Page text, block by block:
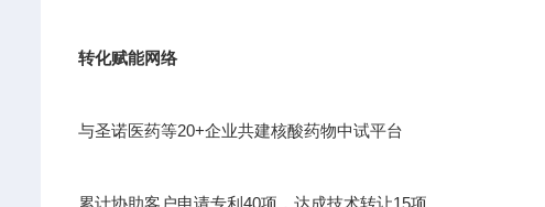
转化赋能网络
与圣诺医药等20+企业共建核酸药物中试平台
累计协助客户申请专利40项，达成技术转让15项